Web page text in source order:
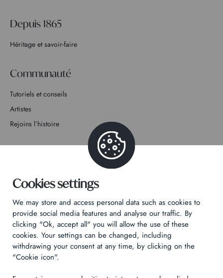
Depuis 1865
Héritage et savoir-faire
Communauté
Tutoriels et conseils
Artistes
Rejoins l’histoire
Politique de confidentialité
Mentions légales
Technical & Legal informations
Cookies settings
We may store and access personal data such as cookies to
provide social media features and analyse our traffic. By
clicking "Ok, accept all" you will allow the use of these
cookies. Your settings can be changed, including
withdrawing your consent at any time, by clicking on the
"Cookie icon".